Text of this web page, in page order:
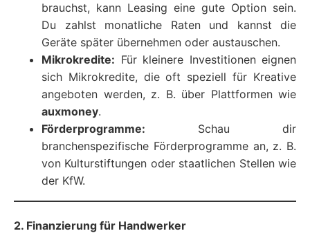
brauchst, kann Leasing eine gute Option sein.
Du zahlst monatliche Raten und kannst die
Geräte später übernehmen oder austauschen.
Mikrokredite: Für kleinere Investitionen eignen
sich Mikrokredite, die oft speziell für Kreative
angeboten werden, z. B. über Plattformen wie
auxmoney.
Förderprogramme: Schau dir
branchenspezifische Förderprogramme an, z. B.
von Kulturstiftungen oder staatlichen Stellen wie
der KfW.
2. Finanzierung für Handwerker